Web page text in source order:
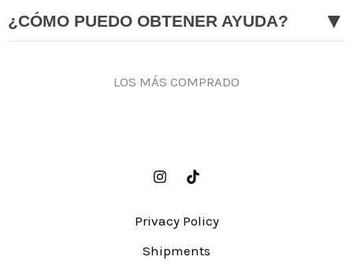
¿CÓMO PUEDO OBTENER AYUDA? ▼
LOS MÁS COMPRADO
Privacy Policy
Shipments